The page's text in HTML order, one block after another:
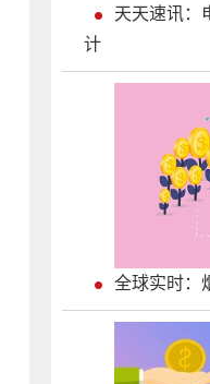
天天速讯：
计
全球实时：